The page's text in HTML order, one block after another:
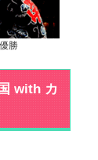
勝
with カ